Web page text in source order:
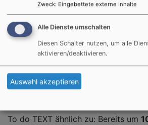
Bildrechte Thomas Pfundner
St. Ulrichskirche
To do TEXT ähnlich zu: Bereits um
Zweck: Eingebettete externe Inhalte
Alle Dienste umschalten
Diesen Schalter nutzen, um alle
aktivieren/deaktivieren.
Auswahl akzeptieren